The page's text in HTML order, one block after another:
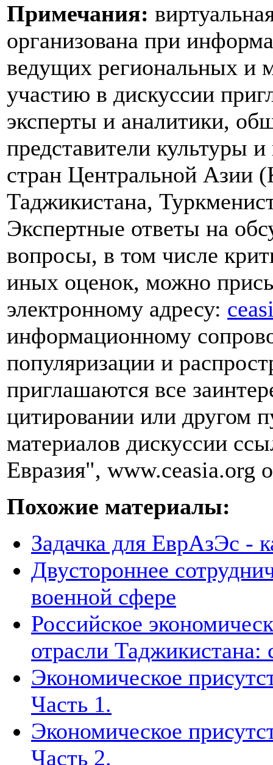
Примечания:
организована при
ведущих региональных
участию в дискуссии
эксперты и аналитики,
представители культуры
стран Центральной Азии
Таджикистана,
Экспертные ответы на
вопросы, в том числе
иных оценок, можно
электронному адресу:
информационному
популяризации и
приглашаются все
цитировании или другом
материалов дискуссии
Евразия", www.ceasia.org
Похожие материалы:
Задачка для ЕврАзЭс -
Двустороннее
военной сфере
Российское
отрасли Таджикистана:
Экономическое
Часть 1.
Экономическое
Часть 2.